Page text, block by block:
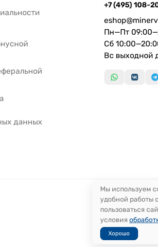
данных
+7 (495) 108-
Пн—Пт
Сб
Вс выходной
Мы используем
удобной работы
пользоваться
условия
Хорошо